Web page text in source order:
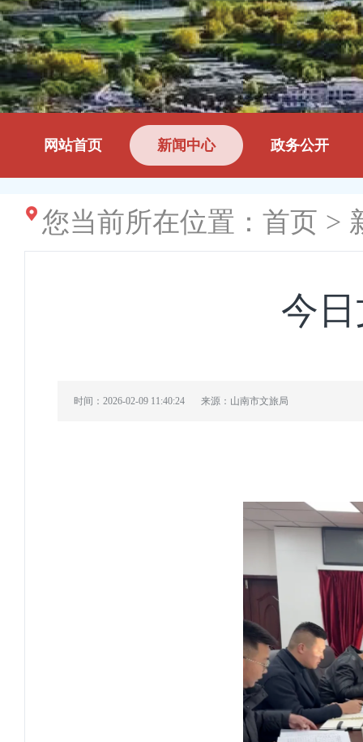
网站首页 新闻中心 政务公开
您当前所在位置： 首页 >
今
时间：2026-02-09 11:40:24 来源：山南市文旅局